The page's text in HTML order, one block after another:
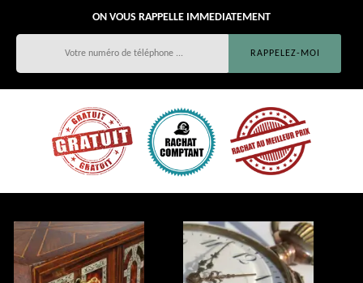
ON VOUS RAPPELLE IMMEDIATEMENT